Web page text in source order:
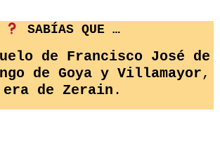
SABÍAS QUE …
de Francisco José de
de Goya y Villamayor,
era de Zerain .